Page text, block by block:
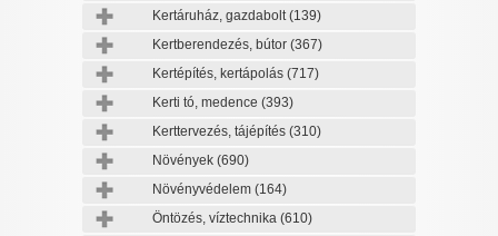
Kertáruház, gazdabolt(139)
Kertberendezés, bútor (367)
Kertépítés, kertápolás (717)
Kerti tó, medence (393)
Kerttervezés, tájépítés (310)
Növények (690)
Növényvédelem (164)
Öntözés, víztechnika (610)